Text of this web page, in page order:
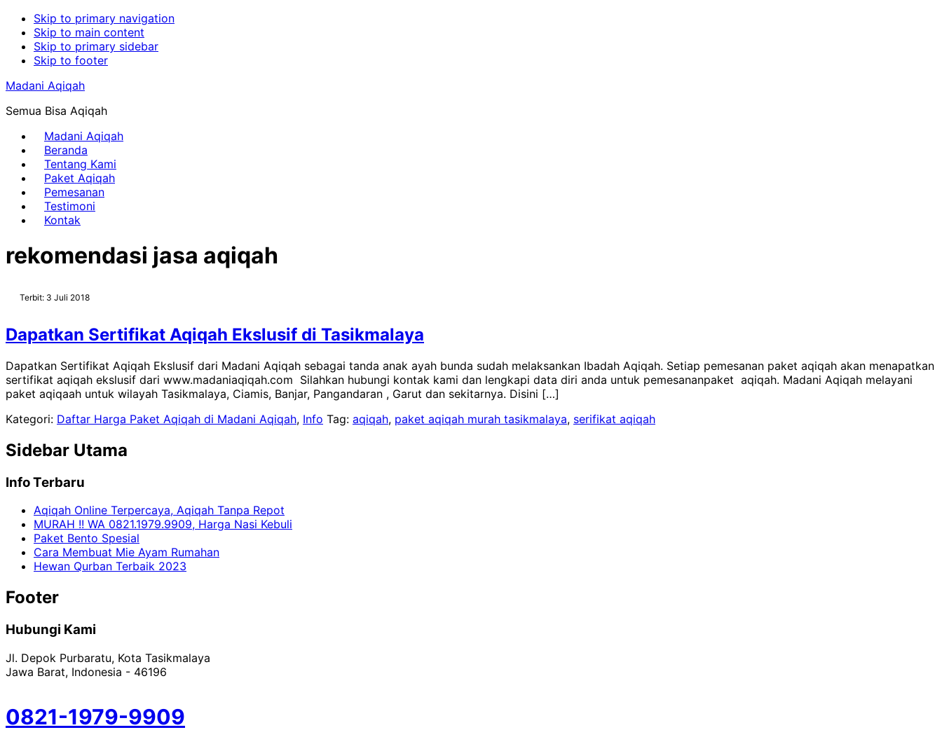
Skip to primary navigation
Skip to main content
Skip to primary sidebar
Skip to footer
Madani Aqiqah
Semua Bisa Aqiqah
Madani Aqiqah
Beranda
Tentang Kami
Paket Aqiqah
Pemesanan
Testimoni
Kontak
rekomendasi jasa aqiqah
Terbit: 3 Juli 2018
Dapatkan Sertifikat Aqiqah Ekslusif di Tasikmalaya
Dapatkan Sertifikat Aqiqah Ekslusif dari Madani Aqiqah sebagai tanda anak ayah bunda sudah melaksankan Ibadah Aqiqah. Setiap pemesanan paket aqiqah akan menapatkan
sertifikat aqiqah ekslusif dari www.madaniaqiqah.com Silahkan hubungi kontak kami dan lengkapi data diri anda untuk pemesananpaket aqiqah. Madani Aqiqah melayani
paket aqiqaah untuk wilayah Tasikmalaya, Ciamis, Banjar, Pangandaran , Garut dan sekitarnya. Disini […]
Kategori: Daftar Harga Paket Aqiqah di Madani Aqiqah, Info Tag: aqiqah, paket aqiqah murah tasikmalaya, serifikat aqiqah
Sidebar Utama
Info Terbaru
Aqiqah Online Terpercaya, Aqiqah Tanpa Repot
MURAH !! WA 0821.1979.9909, Harga Nasi Kebuli
Paket Bento Spesial
Cara Membuat Mie Ayam Rumahan
Hewan Qurban Terbaik 2023
Footer
Hubungi Kami
Jl. Depok Purbaratu, Kota Tasikmalaya
Jawa Barat, Indonesia - 46196
0821-1979-9909